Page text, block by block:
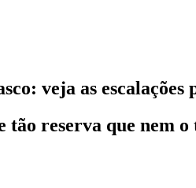
veja as
reserva que nem